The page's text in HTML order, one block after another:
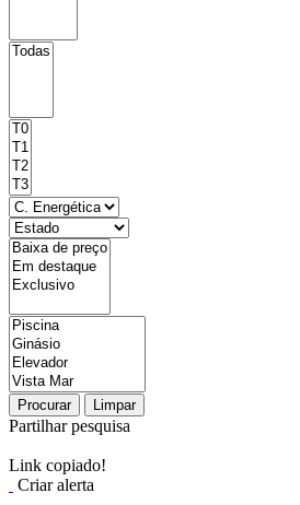
Procurar Limpar
Partilhar pesquisa
Link copiado!
Criar alerta